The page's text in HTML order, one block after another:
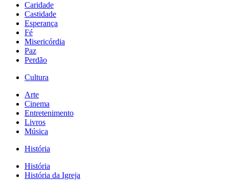
Caridade
Castidade
Esperança
Fé
Misericórdia
Paz
Perdão
Cultura
Arte
Cinema
Entretenimento
Livros
Música
História
História
História da Igreja